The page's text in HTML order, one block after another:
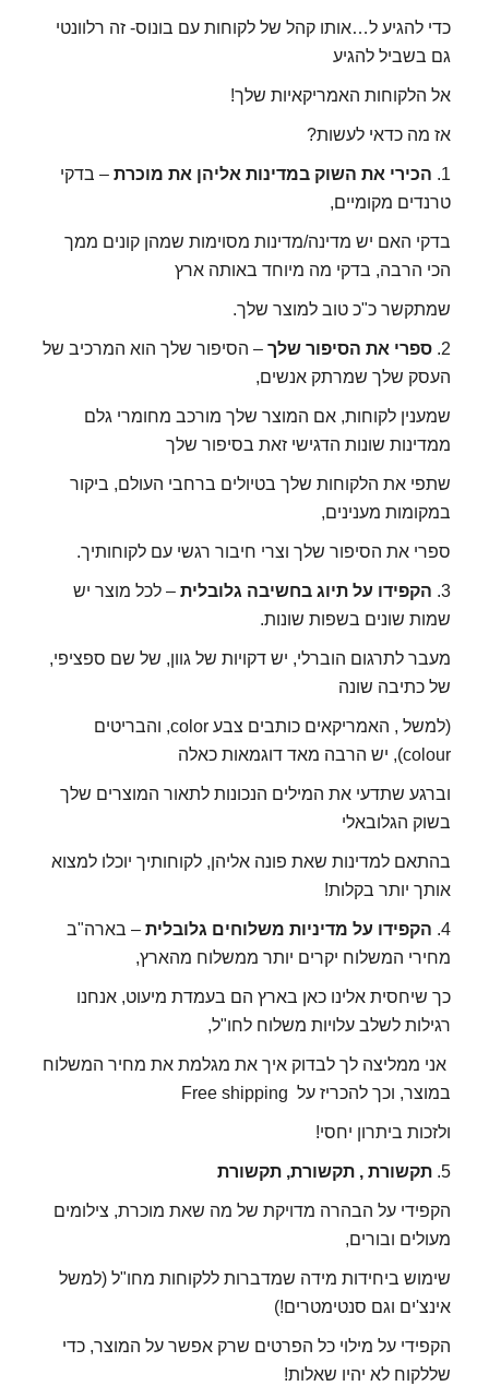
כדי להגיע ל…אותו קהל של לקוחות עם בונוס- זה רלוונטי
גם בשביל להגיע
אל הלקוחות האמריקאיות שלך!
אז מה כדאי לעשות?
1. הכירי את השוק במדינות אליהן את מוכרת – בדקי
טרנדים מקומיים,
בדקי האם יש מדינה/מדינות מסוימות שמהן קונים ממך
הכי הרבה, בדקי מה מיוחד באותה ארץ
שמתקשר כ"כ טוב למוצר שלך.
2. ספרי את הסיפור שלך – הסיפור שלך הוא המרכיב של
העסק שלך שמרתק אנשים,
שמענין לקוחות, אם המוצר שלך מורכב מחומרי גלם
ממדינות שונות הדגישי זאת בסיפור שלך
שתפי את הלקוחות שלך בטיולים ברחבי העולם, ביקור
במקומות מענינים,
ספרי את הסיפור שלך וצרי חיבור רגשי עם לקוחותיך.
3. הקפידו על תיוג בחשיבה גלובלית – לכל מוצר יש
שמות שונים בשפות שונות.
מעבר לתרגום הוברלי, יש דקויות של גוון, של שם ספציפי,
של כתיבה שונה
(למשל , האמריקאים כותבים צבע color, והבריטים
colour), יש הרבה מאד דוגמאות כאלה
וברגע שתדעי את המילים הנכונות לתאור המוצרים שלך
בשוק הגלובאלי
בהתאם למדינות שאת פונה אליהן, לקוחותיך יוכלו למצוא
אותך יותר בקלות!
4. הקפידו על מדיניות משלוחים גלובלית – בארה"ב
מחירי המשלוח יקרים יותר ממשלוח מהארץ,
כך שיחסית אלינו כאן בארץ הם בעמדת מיעוט, אנחנו
רגילות לשלב עלויות משלוח לחו"ל,
אני ממליצה לך לבדוק איך את מגלמת את מחיר המשלוח
במוצר, וכך להכריז על Free shipping
ולזכות ביתרון יחסי!
5. תקשורת , תקשורת, תקשורת
הקפידי על הבהרה מדויקת של מה שאת מוכרת, צילומים
מעולים ובורים,
שימוש ביחידות מידה שמדברות ללקוחות מחו"ל (למשל
אינצ'ים וגם סנטימטרים!)
הקפידי על מילוי כל הפרטים שרק אפשר על המוצר, כדי
שללקוח לא יהיו שאלות!